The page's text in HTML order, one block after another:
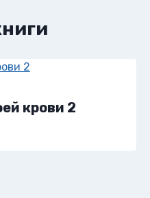
крови 2